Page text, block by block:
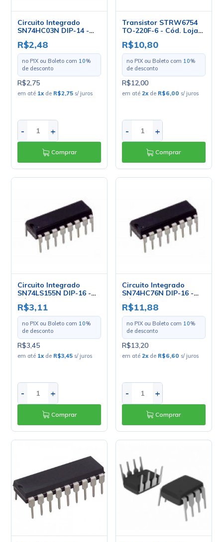
Circuito Integrado
SN74HC03N DIP-14 -
Texas
R$2,48
no PIX ou Boleto com 10%
de desconto
R$2,75
em até 1x de R$2,75 s/ juros
- +
Comprar
Transistor STRW6754
TO-220F-6 - Cód. Loja
1264 - Sanken
R$10,80
no PIX ou Boleto com 10%
de desconto
R$12,00
em até 2x de R$6,00 s/ juros
- +
Comprar
Circuito Integrado
SN74LS155N DIP-16 -
Cód. Loja 1260 - Texas
R$3,11
no PIX ou Boleto com 10%
de desconto
R$3,45
em até 1x de R$3,45 s/ juros
- +
Comprar
Circuito Integrado
SN74HC76N DIP-16 -
Cód. Loja 5096 - Texas
R$11,88
no PIX ou Boleto com 10%
de desconto
R$13,20
em até 2x de R$6,60 s/ juros
- +
Comprar